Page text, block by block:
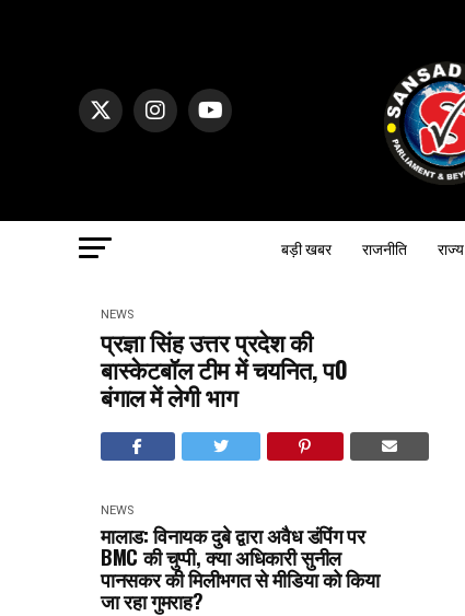
बड़ी खबर राजनीति राज्य
NEWS
प्रज्ञा सिंह उत्तर प्रदेश की
बास्केटबॉल टीम में चयनित, प0
बंगाल में लेगी भाग
NEWS
मालाड: विनायक दुबे द्वारा अवैध डंपिंग पर
BMC की चुप्पी, क्या अधिकारी सुनील
पानसकर की मिलीभगत से मीडिया को किया
जा रहा गुमराह?